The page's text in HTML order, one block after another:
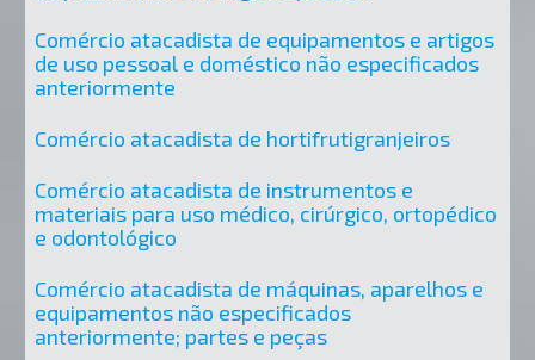
Comércio atacadista de equipamentos e artigos
de uso pessoal e doméstico não especificados
anteriormente
Comércio atacadista de hortifrutigranjeiros
Comércio atacadista de instrumentos e
materiais para uso médico, cirúrgico, ortopédico
e odontológico
Comércio atacadista de máquinas, aparelhos e
equipamentos não especificados
anteriormente; partes e peças